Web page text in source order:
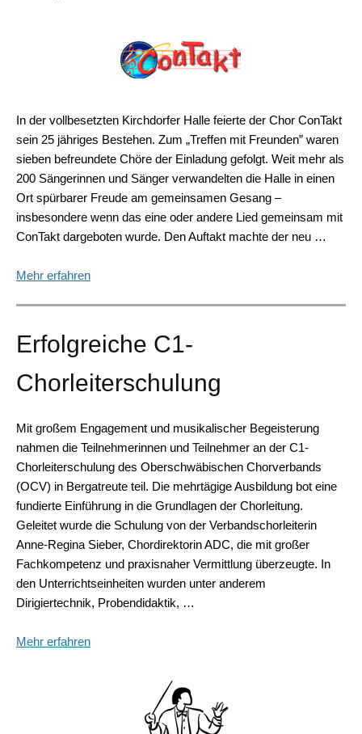
In der vollbesetzten Kirchdorfer Halle feierte der Chor ConTakt
sein 25 jähriges Bestehen. Zum „Treffen mit Freunden” waren
sieben befreundete Chöre der Einladung gefolgt. Weit mehr als
200 Sängerinnen und Sänger verwandelten die Halle in einen
Ort spürbarer Freude am gemeinsamen Gesang –
insbesondere wenn das eine oder andere Lied gemeinsam mit
ConTakt dargeboten wurde. Den Auftakt machte der neu …
Mehr erfahren
Erfolgreiche C1-
Chorleiterschulung
Mit großem Engagement und musikalischer Begeisterung
nahmen die Teilnehmerinnen und Teilnehmer an der C1-
Chorleiterschulung des Oberschwäbischen Chorverbands
(OCV) in Bergatreute teil. Die mehrtägige Ausbildung bot eine
fundierte Einführung in die Grundlagen der Chorleitung.
Geleitet wurde die Schulung von der Verbandschorleiterin
Anne-Regina Sieber, Chordirektorin ADC, die mit großer
Fachkompetenz und praxisnaher Vermittlung überzeugte. In
den Unterrichtseinheiten wurden unter anderem
Dirigiertechnik, Probendidaktik, …
Mehr erfahren